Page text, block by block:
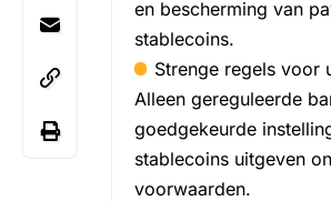
en bescherming van
stablecoins.
Strenge regels voor
Alleen gereguleerde
goedgekeurde
stablecoins uitgeven
voorwaarden.